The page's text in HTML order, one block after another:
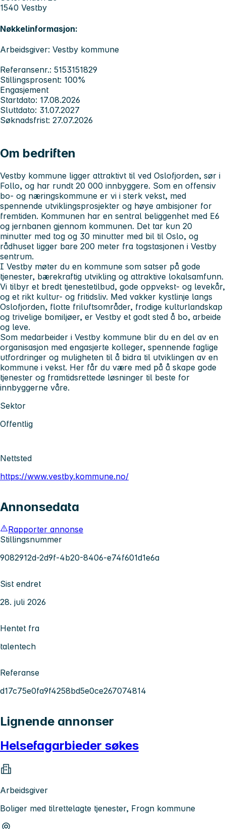
1540 Vestby
Nøkkelinformasjon:
Arbeidsgiver: Vestby kommune
Referansenr.: 5153151829
Stillingsprosent: 100%
Engasjement
Startdato: 17.08.2026
Sluttdato: 31.07.2027
Søknadsfrist: 27.07.2026
Om bedriften
Vestby kommune ligger attraktivt til ved Oslofjorden, sør i
Follo, og har rundt 20 000 innbyggere. Som en offensiv
bo- og næringskommune er vi i sterk vekst, med
spennende utviklingsprosjekter og høye ambisjoner for
fremtiden. Kommunen har en sentral beliggenhet med E6
og jernbanen gjennom kommunen. Det tar kun 20
minutter med tog og 30 minutter med bil til Oslo, og
rådhuset ligger bare 200 meter fra togstasjonen i Vestby
sentrum.
I Vestby møter du en kommune som satser på gode
tjenester, bærekraftig utvikling og attraktive lokalsamfunn.
Vi tilbyr et bredt tjenestetilbud, gode oppvekst- og levekår,
og et rikt kultur- og fritidsliv. Med vakker kystlinje langs
Oslofjorden, flotte friluftsområder, frodige kulturlandskap
og trivelige bomiljøer, er Vestby et godt sted å bo, arbeide
og leve.
Som medarbeider i Vestby kommune blir du en del av en
organisasjon med engasjerte kolleger, spennende faglige
utfordringer og muligheten til å bidra til utviklingen av en
kommune i vekst. Her får du være med på å skape gode
tjenester og framtidsrettede løsninger til beste for
innbyggerne våre.
Sektor
Offentlig
Nettsted
https://www.vestby.kommune.no/
Annonsedata
Rapporter annonse
Stillingsnummer
9082912d-2d9f-4b20-8406-e74f601d1e6a
Sist endret
28. juli 2026
Hentet fra
talentech
Referanse
d17c75e0fa9f4258bd5e0ce267074814
Lignende annonser
Helsefagarbieder søkes
Arbeidsgiver
Boliger med tilrettelagte tjenester, Frogn kommune